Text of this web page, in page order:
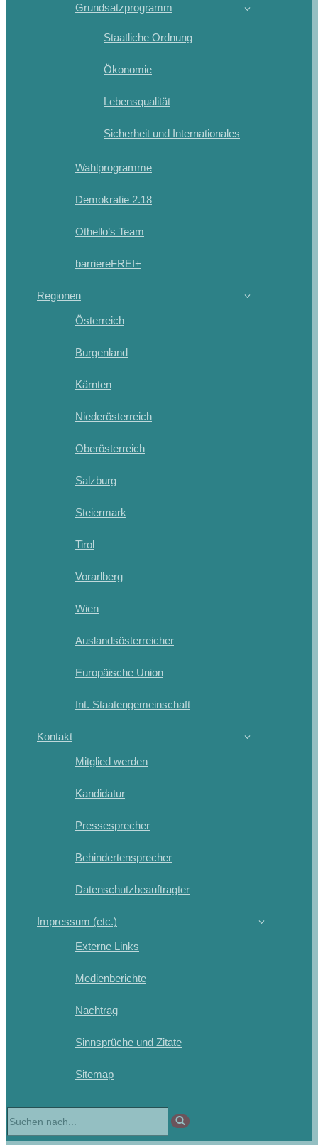
Grundsatzprogramm
Staatliche Ordnung
Ökonomie
Lebensqualität
Sicherheit und Internationales
Wahlprogramme
Demokratie 2.18
Othello’s Team
barriereFREI+
Regionen
Österreich
Burgenland
Kärnten
Niederösterreich
Oberösterreich
Salzburg
Steiermark
Tirol
Vorarlberg
Wien
Auslandsösterreicher
Europäische Union
Int. Staatengemeinschaft
Kontakt
Mitglied werden
Kandidatur
Pressesprecher
Behindertensprecher
Datenschutzbeauftragter
Impressum (etc.)
Externe Links
Medienberichte
Nachtrag
Sinnsprüche und Zitate
Sitemap